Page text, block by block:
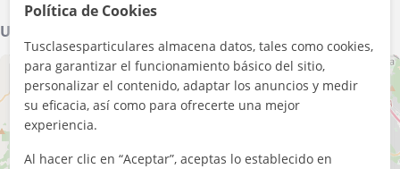
Ubicación de mis clases
+ −
Política de Cookies
Tusclasesparticulares almacena datos, tales como cookies,
para garantizar el funcionamiento básico del sitio,
personalizar el contenido, adaptar los anuncios y medir
su eficacia, así como para ofrecerte una mejor
experiencia.
Al hacer clic en “Aceptar”, aceptas lo establecido en